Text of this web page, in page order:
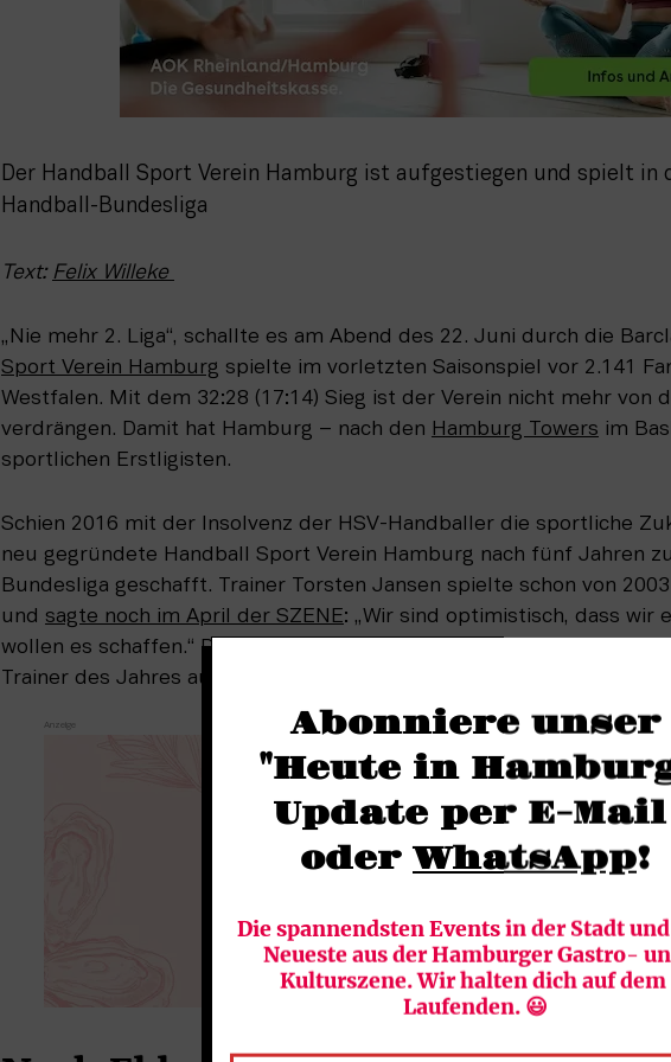
Der Handball Sport Verein Hamburg ist aufgestiegen und spielt in
Handball-Bundesliga
Text: Felix Willeke
„Nie mehr 2. Liga“, schallte es am Abend des 22. Juni durch die
Sport Verein Hamburg spielte im vorletzten Saisonspiel vor 2.141
Westfalen. Mit dem 32:28 (17:14) Sieg ist der Verein nicht mehr von
verdrängen. Damit hat Hamburg – nach den Hamburg Towers im
sportlichen Erstligisten.
Schien 2016 mit der Insolvenz der HSV-Handballer die sportliche
neu gegründete Handball Sport Verein Hamburg nach fünf Jahren
Bundesliga geschafft. Trainer Torsten Jansen spielte schon von
und sagte noch im April der SZENE: „Wir sind optimistisch, dass wir
wollen es schaffen.“ Das ist jetzt vollbracht und Jansen wurde nach
Trainer des Jahres ausgezeichnet.
Abonniere unser
"Heute in
Update per E-Mail
oder WhatsApp!
Die spannendsten Events in der Stadt
Neueste aus der Hamburger Gastro-
Kulturszene. Wir halten dich auf dem
Laufenden. 😃